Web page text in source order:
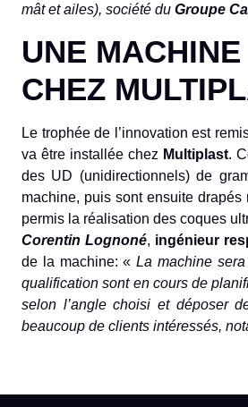
mât et ailes), société du Groupe
UNE
CHEZ
Le trophée de l’innovation est
va être installée chez Multiplast.
des UD (unidirectionnels) de
machine, puis sont ensuite
permis la réalisation des coques
Corentin Lognoné, ingénieur
de la machine: « La machine
qualification sont en cours de
selon l’angle choisi et déposer
beaucoup de clients intéressés,